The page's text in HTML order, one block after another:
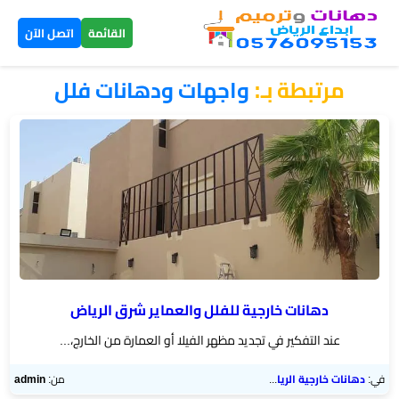
القائمة اتصل الآن ×
الرئيسية
دهانات
داخلية
الرياض
دهانات
خارجية
بديل
مرتبطة بـ:واجهات ودهانات فلل
دهانات خارجية للفلل والعماير شرق الرياض
عند التفكير في تجديد مظهر الفيلا أو العمارة من الخارج،...
في:دهانات خارجية الرياض من:admin